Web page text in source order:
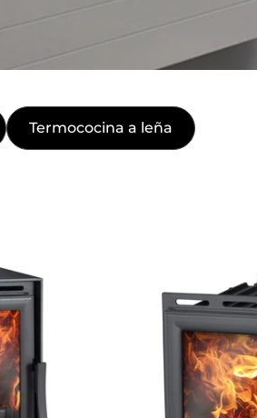
Termococina a leña